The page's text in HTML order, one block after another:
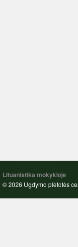
Lituanistika mokykloje
© 2026 Ugdymo plėtotės